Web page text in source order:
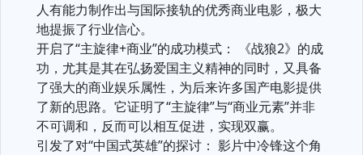
人有能力制作出与国际接轨的优秀商业电影，极大
地提振了行业信心。
开启了“主旋律+商业”的成功模式： 《战狼2》的成
功，尤其是其在弘扬爱国主义精神的同时，又具备
了强大的商业娱乐属性，为后来许多国产电影提供
了新的思路。它证明了“主旋律”与“商业元素”并非
不可调和，反而可以相互促进，实现双赢。
引发了对“中国式英雄”的探讨： 影片中冷锋这个角